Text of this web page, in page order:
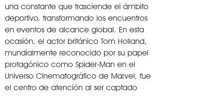
una constante que trasciende el ámbito
deportivo, transformando los encuentros
en eventos de alcance global. En esta
ocasión, el actor británico Tom Holland,
mundialmente reconocido por su papel
protagónico como Spider-Man en el
Universo Cinematográfico de Marvel, fue
el centro de atención al ser captado